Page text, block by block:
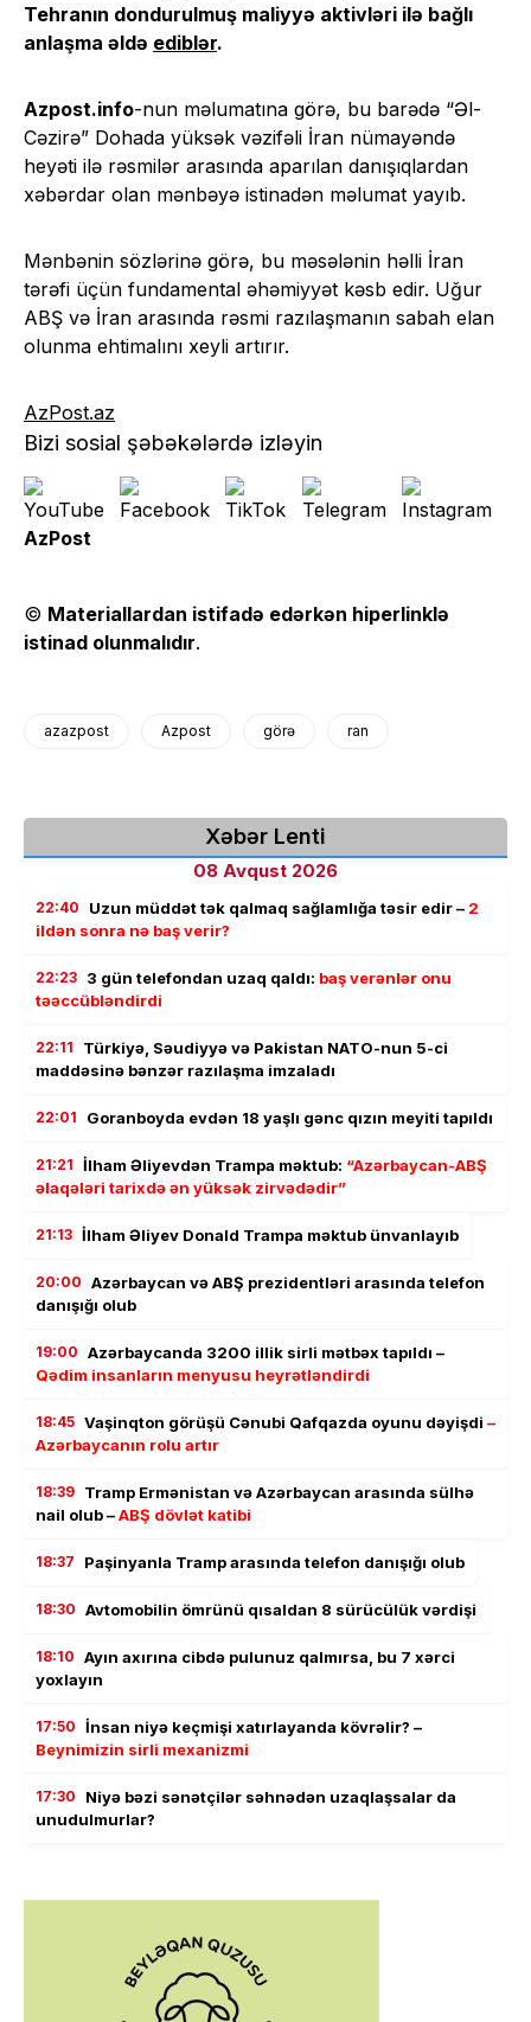
Tehranın dondurulmuş maliyyə aktivləri ilə bağlı
anlaşma əldə ediblər.
Azpost.info-nun məlumatına görə, bu barədə “Əl-
Cəzirə” Dohada yüksək vəzifəli İran nümayəndə
heyəti ilə rəsmilər arasında aparılan danışıqlardan
xəbərdar olan mənbəyə istinadən məlumat yayıb.
Mənbənin sözlərinə görə, bu məsələnin həlli İran
tərəfi üçün fundamental əhəmiyyət kəsb edir. Uğur
ABŞ və İran arasında rəsmi razılaşmanın sabah elan
olunma ehtimalını xeyli artırır.
AzPost.az
Bizi sosial şəbəkələrdə izləyin
AzPost
© Materiallardan istifadə edərkən hiperlinklə
istinad olunmalıdır.
azazpost Azpost görə ran
Xəbər Lenti
08 Avqust 2026
22:40 Uzun müddət tək qalmaq sağlamlığa təsir edir – 2
ildən sonra nə baş verir?
22:23 3 gün telefondan uzaq qaldı: baş verənlər onu
təəccübləndirdi
22:11
Türkiyə, Səudiyyə və Pakistan NATO-nun 5-ci
maddəsinə bənzər razılaşma imzaladı
22:01 Goranboyda evdən 18 yaşlı gənc qızın meyiti tapıldı
21:21 İlham Əliyevdən Trampa məktub: “Azərbaycan-ABŞ
əlaqələri tarixdə ən yüksək zirvədədir”
21:13 İlham Əliyev Donald Trampa məktub ünvanlayıb
20:00 Azərbaycan və ABŞ prezidentləri arasında telefon
danışığı olub
19:00 Azərbaycanda 3200 illik sirli mətbəx tapıldı –
Qədim insanların menyusu heyrətləndirdi
18:45 Vaşinqton görüşü Cənubi Qafqazda oyunu dəyişdi –
Azərbaycanın rolu artır
18:39 Tramp Ermənistan və Azərbaycan arasında sülhə
nail olub –ABŞ dövlət katibi
18:37 Paşinyanla Tramp arasında telefon danışığı olub
18:30 Avtomobilin ömrünü qısaldan 8 sürücülük vərdişi
18:10 Ayın axırına cibdə pulunuz qalmırsa, bu 7 xərci
yoxlayın
17:50 İnsan niyə keçmişi xatırlayanda kövrəlir? –
Beynimizin sirli mexanizmi
17:30
Niyə bəzi sənətçilər səhnədən uzaqlaşsalar da
unudulmurlar?